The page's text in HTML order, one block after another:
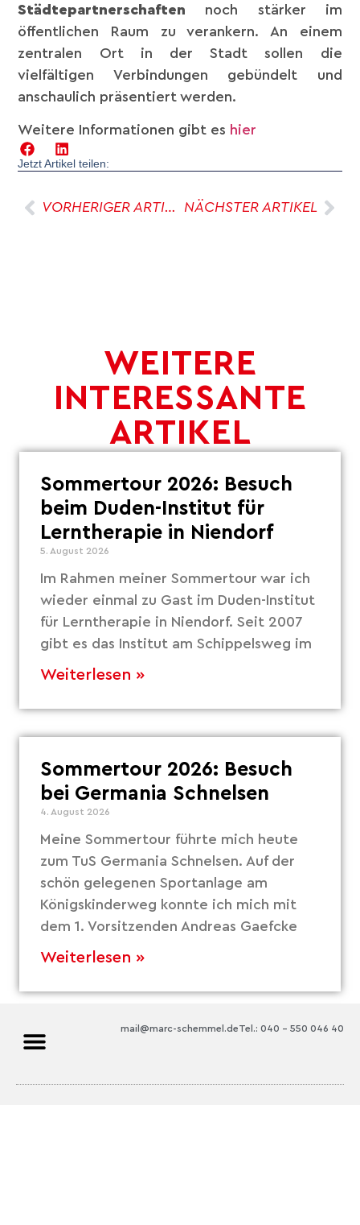
Städtepartnerschaften noch stärker im
öffentlichen Raum zu verankern. An einem
zentralen Ort in der Stadt sollen die
vielfältigen Verbindungen gebündelt und
anschaulich präsentiert werden.
Weitere Informationen gibt es hier
Jetzt Artikel teilen:
VORHERIGER ARTIKEL NÄCHSTER ARTIKEL
WEITERE
INTERESSANTE
ARTIKEL
Sommertour 2026: Besuch
beim Duden-Institut für
Lerntherapie in Niendorf
5. August 2026
Im Rahmen meiner Sommertour war ich
wieder einmal zu Gast im Duden-Institut
für Lerntherapie in Niendorf. Seit 2007
gibt es das Institut am Schippelsweg im
Weiterlesen »
Sommertour 2026: Besuch
bei Germania Schnelsen
4. August 2026
Meine Sommertour führte mich heute
zum TuS Germania Schnelsen. Auf der
schön gelegenen Sportanlage am
Königskinderweg konnte ich mich mit
dem 1. Vorsitzenden Andreas Gaefcke
Weiterlesen »
Tel.: 040 – 550 046 40
mail@marc-schemmel.de